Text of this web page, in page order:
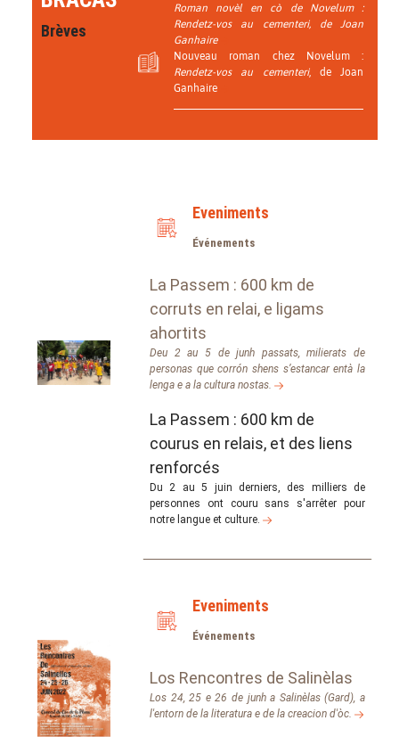
Brèves
Roman novèl en cò de Novelum :
Rendetz-vos au cementeri, de Joan
Ganhaire
Nouveau roman chez Novelum :
Rendetz-vos au cementeri, de Joan
Ganhaire
Eveniments
Événements
La Passem : 600 km de
corruts en relai, e ligams
ahortits
Deu 2 au 5 de junh passats, milierats de
personas que corrón shens s’estancar entà la
lenga e a la cultura nostas.
La Passem : 600 km de
courus en relais, et des liens
renforcés
Du 2 au 5 juin derniers, des milliers de
personnes ont couru sans s'arrêter pour
notre langue et culture.
Eveniments
Événements
Los Rencontres de Salinèlas
Los 24, 25 e 26 de junh a Salinèlas (Gard), a
l'entorn de la literatura e de la creacion d'òc.